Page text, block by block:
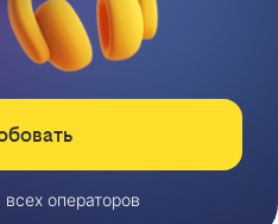
операторов